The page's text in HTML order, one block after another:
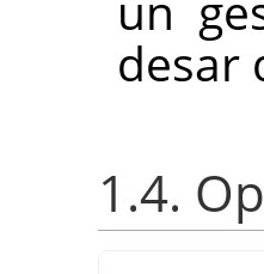
desar
1.4.